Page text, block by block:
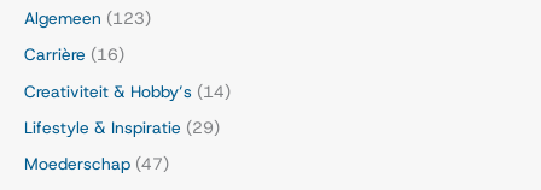
Algemeen (123)
Carrière (16)
Creativiteit & Hobby’s (14)
Lifestyle & Inspiratie (29)
Moederschap (47)